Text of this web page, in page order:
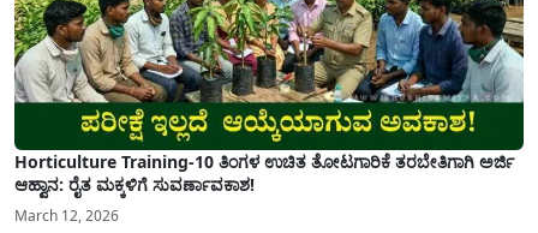
Horticulture Training-10 ತಿಂಗಳ ಉಚಿತ ತೋಟಗಾರಿಕೆ ತರಬೇತಿಗಾಗಿ ಅರ್ಜಿ
ಆಹ್ವಾನ: ರೈತ ಮಕ್ಕಳಿಗೆ ಸುವರ್ಣಾವಕಾಶ!
March 12, 2026